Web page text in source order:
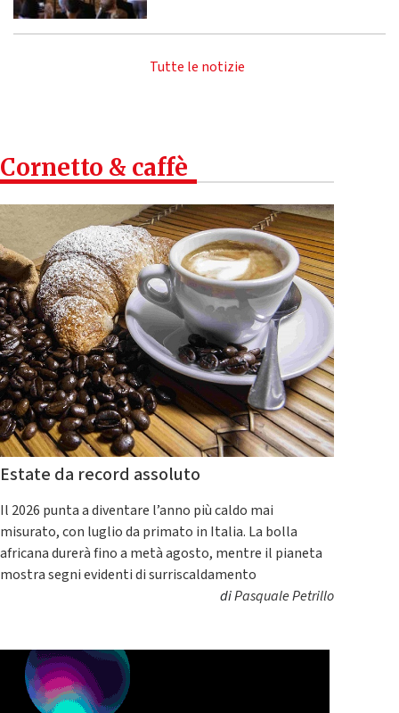
Tutte le notizie
Cornetto & caffè
Estate da record assoluto
Il 2026 punta a diventare l’anno più caldo mai
misurato, con luglio da primato in Italia. La bolla
africana durerà fino a metà agosto, mentre il pianeta
mostra segni evidenti di surriscaldamento
diPasquale Petrillo